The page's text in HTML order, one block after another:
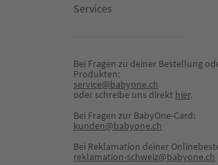
Services
Bei Fragen zu deiner Bestellung
Produkten:
service@babyone.ch
oder schreibe uns direkt hier.
Bei Fragen zur BabyOne-Card:
kunden@babyone.ch
Bei Reklamation deiner
reklamation-schweiz@babyone.ch